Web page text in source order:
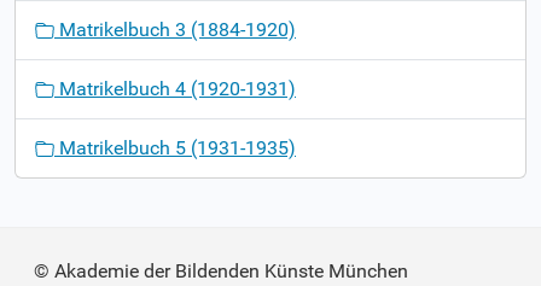
Matrikelbuch 3 (1884-1920)
Matrikelbuch 4 (1920-1931)
Matrikelbuch 5 (1931-1935)
© Akademie der Bildenden Künste München